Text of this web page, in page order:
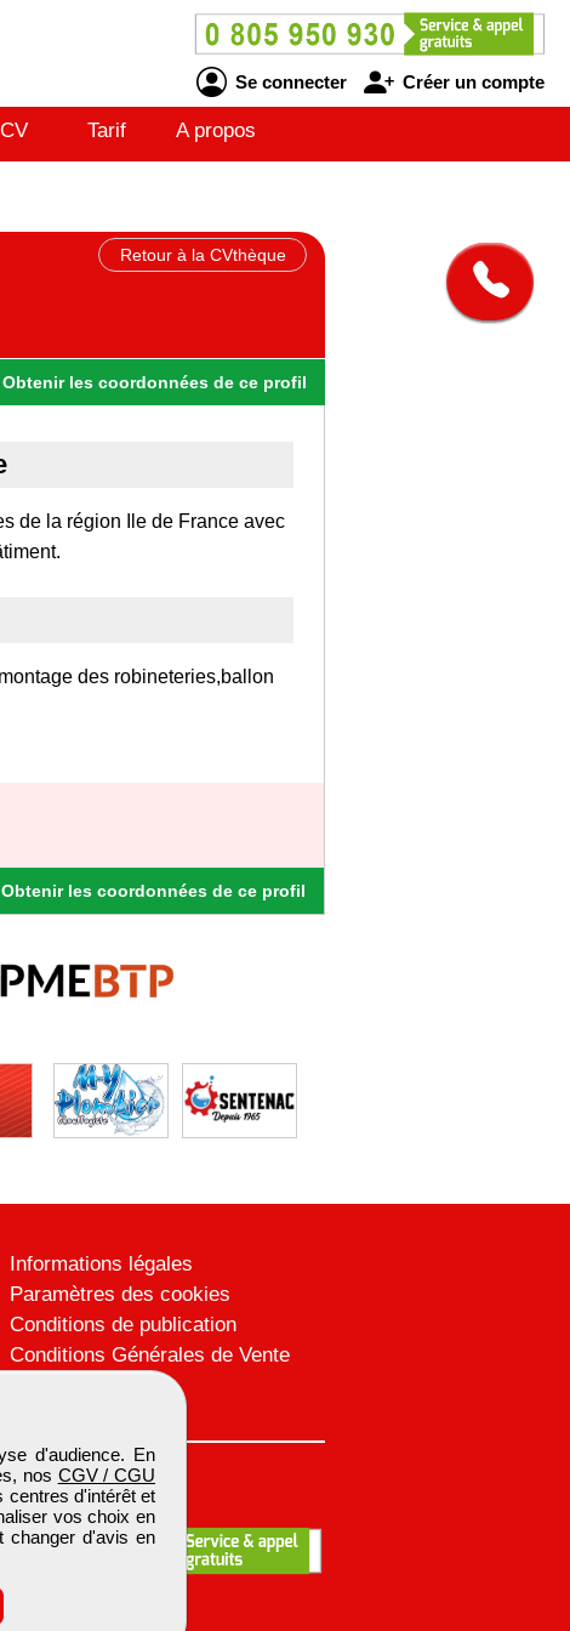
Se connecter Créer un compte
Tarif A propos
Retour à la CVthèque
Obtenir les coordonnées de ce profil
de la région Ile de France avec
des robineteries,ballon
Obtenir les coordonnées de ce profil
d'audience. En
nos CGV / CGU
d'intérêt et
vos choix en
changer d'avis en
Informations légales
Paramètres des cookies
Conditions de publication
Conditions Générales de Vente